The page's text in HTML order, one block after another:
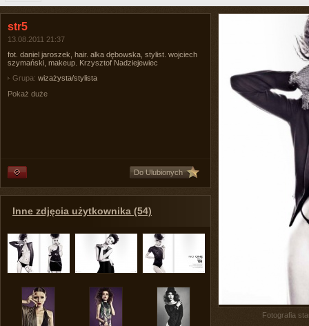
str5
13.08.2011 21:37
fot. daniel jaroszek, hair. alka dębowska, stylist. wojciech
szymański, makeup. Krzysztof Nadziejewiec
Grupa: wizażysta/stylista
Pokaż duże
Do Ulubionych
Inne zdjęcia użytkownika (54)
Fotografia